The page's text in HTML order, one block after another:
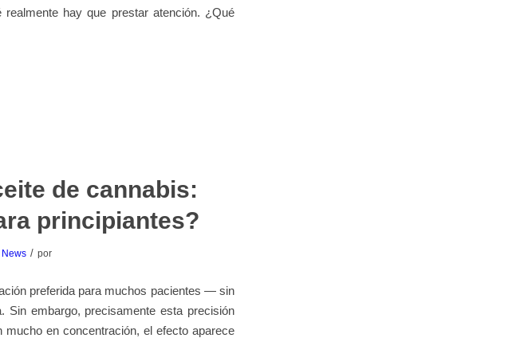
hay que prestar atención. ¿Qué
de cannabis:
principiantes?
News / por
preferida para muchos pacientes — sin
Sin embargo, precisamente esta precisión
en concentración, el efecto aparece